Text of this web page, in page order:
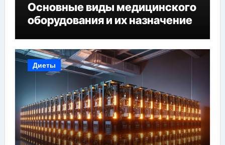
Основные виды медицинского
оборудования и их назначение
Диеты